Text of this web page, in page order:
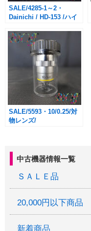
中古機器情報一覧
ＳＡＬＥ品
20,000円以下商品
新着商品
SALE/4285-1～2・
Dainichi / HD-153 /ハイ
￥2,750→1,650(税込・送
料別途)
SALE/5593・10/0.25/対
物レンズ/